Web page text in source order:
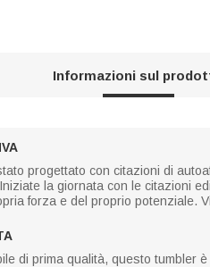
Informazioni sul
progettato con citazioni di
la giornata con le citazioni
forza e del proprio potenziale.
di prima qualità, questo tumbler